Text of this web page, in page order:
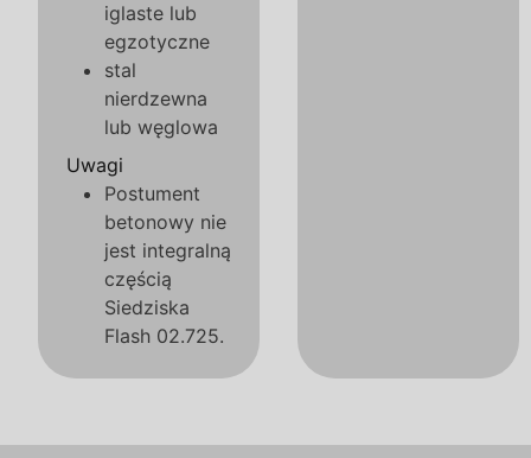
iglaste lub
egzotyczne
stal
nierdzewna
lub węglowa
Uwagi
Postument
betonowy nie
jest integralną
częścią
Siedziska
Flash 02.725.